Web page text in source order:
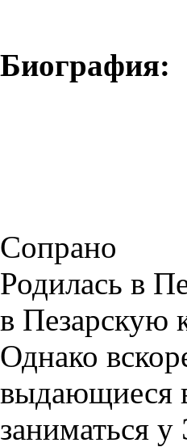
Биография:
Сопрано
Родилась в
в Пезарскую
Однако
выдающиеся
заниматься